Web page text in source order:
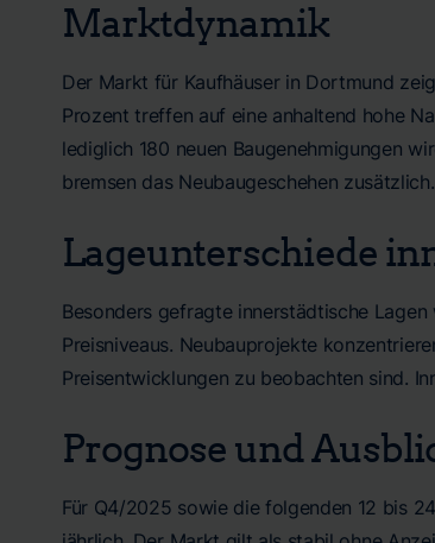
Marktdynamik
Der Markt für Kaufhäuser in Dortmund
Prozent treffen auf eine anhaltend hohe
lediglich 180 neuen Baugenehmigungen
bremsen das Neubaugeschehen zusätzlich.
Lageunterschiede
Besonders gefragte innerstädtische
Preisniveaus. Neubauprojekte
Preisentwicklungen zu beobachten sind.
Prognose und
Für Q4/2025 sowie die folgenden 12 bis